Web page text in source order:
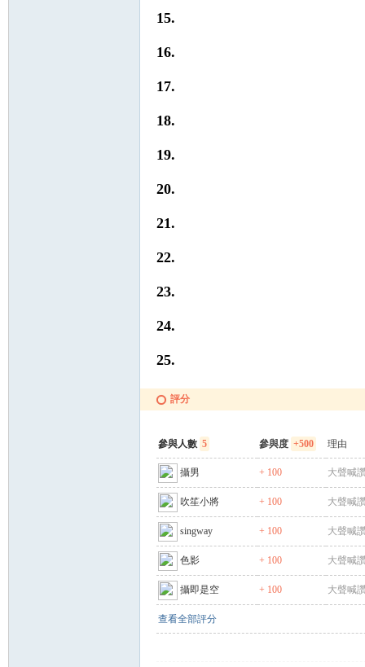
15.
16.
17.
18.
19.
20.
21.
22.
23.
24.
25.
評分
參與人數 5 參與度 +500 理由
攝男 + 100 大聲喊
吹笙小將 + 100 大聲喊
singway + 100 大聲喊
色影 + 100 大聲喊
攝即是空 + 100 大聲喊
查看全部評分